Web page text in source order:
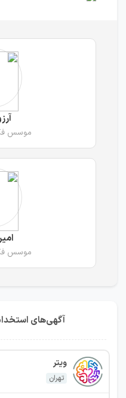
موسس
موسس
آگهی‌های
ویتر
تهران